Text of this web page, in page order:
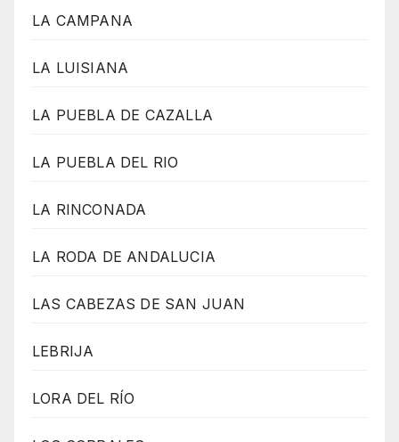
LA CAMPANA
LA LUISIANA
LA PUEBLA DE CAZALLA
LA PUEBLA DEL RIO
LA RINCONADA
LA RODA DE ANDALUCIA
LAS CABEZAS DE SAN JUAN
LEBRIJA
LORA DEL RÍO